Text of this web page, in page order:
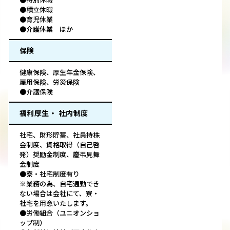
●積立休暇
●育児休業
●介護休業 ほか
保険
健康保険、厚生年金保険、
雇用保険、労災保険
●介護保険
福利厚生・ 社内制度
社宅、財形貯蓄、社員持株
会制度、資格取得（自己啓
発）奨励金制度、慶弔見舞
金制度
●寮・社宅制度有り
※業務の為、自宅通勤でき
ない場合は会社にて、寮・
社宅を用意いたします。
●労働組合（ユニオンショ
ップ制）